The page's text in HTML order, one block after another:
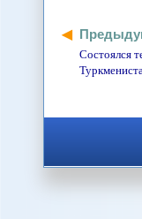
Состоялся